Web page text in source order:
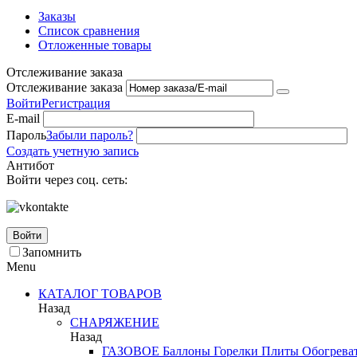
Заказы
Список сравнения
Отложенные товары
Отслеживание заказа
Отслеживание заказа
ВойтиРегистрация
E-mail
ПарольЗабыли пароль?
Создать учетную запись
Антибот
Войти через соц. сеть:
Войти
Запомнить
Menu
КАТАЛОГ ТОВАРОВ
Назад
СНАРЯЖЕНИЕ
Назад
ГАЗОВОЕ Баллоны Горелки Плиты